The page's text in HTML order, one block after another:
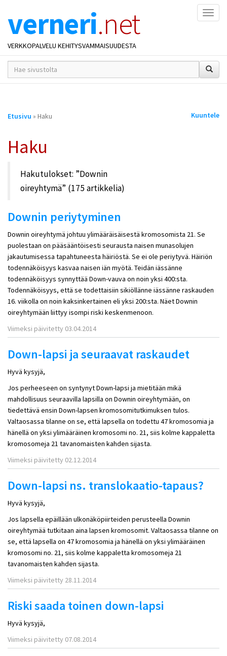
verneri.net
VERKKOPALVELU KEHITYSVAMMAISUUDESTA
hakusana(t)
*
Olet
Etusivu » Haku Kuuntele
Haku
Hakutulokset:
Downin
oireyhtymä (175 artikkelia)
Downin periytyminen
Downin oireyhtymä johtuu ylimääräisäisestä kromosomista 21. Se
puolestaan on pääsääntöisesti seurausta naisen munasolujen
jakautumisessa tapahtuneesta häiriöstä. Se ei ole periytyvä. Häiriön
todennäköisyys kasvaa naisen iän myötä. Teidän iässänne
todennäköisyys synnyttää Down-vauva on noin yksi 400:sta.
Todennäköisyys, että se todettaisiin sikiöllänne iässänne raskauden
16. viikolla on noin kaksinkertainen eli yksi 200:sta. Näet Downin
oireyhtymään liittyy isompi riski keskenmenoon.
Viimeksi päivitetty 03.04.2014
Down-lapsi ja seuraavat raskaudet
Hyvä kysyjä,
Jos perheeseen on syntynyt Down-lapsi ja mietitään mikä
mahdollisuus seuraavilla lapsilla on Downin oireyhtymään, on
tiedettävä ensin Down-lapsen kromosomitutkimuksen tulos.
Valtaosassa tilanne on se, että lapsella on todettu 47 kromosomia ja
hänellä on yksi ylimääräinen kromosomi no. 21, siis kolme kappaletta
kromosomeja 21 tavanomaisten kahden sijasta.
Viimeksi päivitetty 02.12.2014
Down-lapsi ns. translokaatio-tapaus?
Hyvä kysyjä,
Jos lapsella epäillään ulkonäköpiirteiden perusteella Downin
oireyhtymää tutkitaan aina lapsen kromosomit. Valtaosassa tilanne on
se, että lapsella on 47 kromosomia ja hänellä on yksi ylimääräinen
kromosomi no. 21, siis kolme kappaletta kromosomeja 21
tavanomaisten kahden sijasta.
Viimeksi päivitetty 28.11.2014
Riski saada toinen down-lapsi
Hyvä kysyjä,
Viimeksi päivitetty 07.08.2014